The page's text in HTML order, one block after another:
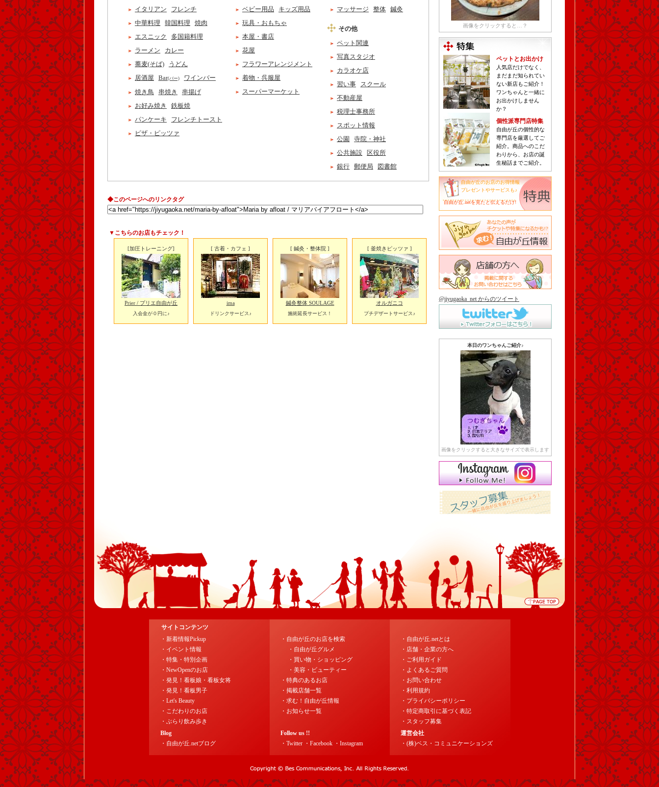
イタリアン
フレンチ
中華料理
韓国料理
焼肉
エスニック
多国籍料理
ラーメン
カレー
蕎麦(そば)
うどん
居酒屋
Bar(バー)
ワインバー
焼き鳥
串焼き
串揚げ
お好み焼き
鉄板焼
パンケーキ
フレンチトースト
ピザ・ピッツァ
ベビー用品
キッズ用品
玩具・おもちゃ
本屋・書店
花屋
フラワーアレンジメント
着物・呉服屋
スーパーマーケット
マッサージ
整体 鍼灸
その他
ペット関連
写真スタジオ
カラオケ店
習い事
スクール
不動産屋
税理士事務所
スポット情報
公園
寺院・神社
公共施設
区役所
銀行 郵便局 図書館
◆このページへのリンクタグ
▼こちらのお店もチェック！
[加圧トレーニング]
Prier / プリエ自由が丘
入会金が０円に♪
[ 古着・カフェ ]
ima
ドリンクサービス♪
[ 鍼灸・整体院 ]
鍼灸整体 SOULAGE
施術延長サービス！
[ 釜焼きピッツァ ]
オルガニコ
プチデザートサービス♪
画像をクリックすると…？
ペットとお出かけ
人気店だけでなく、
まだまだ知られてい
ない新店もご紹介！
ワンちゃんと一緒に
お出かけしません
か？
個性派専門店特集
自由が丘の個性的な
専門店を厳選してご
紹介。商品へのこだ
わりから、お店の誕
生秘話までご紹介。
自由が丘のお店のお得情報
プレゼントやサービスも♪
自由が丘.netを見たと伝えるだけ!
@jiyugaoka_net からのツイート
本日のワンちゃんご紹介♪
画像をクリックすると大きなサイズで表示します
サイトコンテンツ
・新着情報Pickup
・イベント情報
・特集・特別企画
・NewOpenのお店
・発見！看板娘・看板女将
・発見！看板男子
・Let's Beauty
・こだわりのお店
・ぶらり飲み歩き
Blog
・自由が丘.netブログ
・自由が丘のお店を検索
・自由が丘グルメ
・買い物・ショッピング
・美容・ビューティー
・特典のあるお店
・掲載店舗一覧
・求む！自由が丘情報
・お知らせ一覧
Follow us !!
・Twitter
・Facebook ・Instagram
・自由が丘.netとは
・店舗・企業の方へ
・ご利用ガイド
・よくあるご質問
・お問い合わせ
・利用規約
・プライバシーポリシー
・特定商取引に基づく表記
・スタッフ募集
運営会社
・(株)ベス・コミュニケーションズ